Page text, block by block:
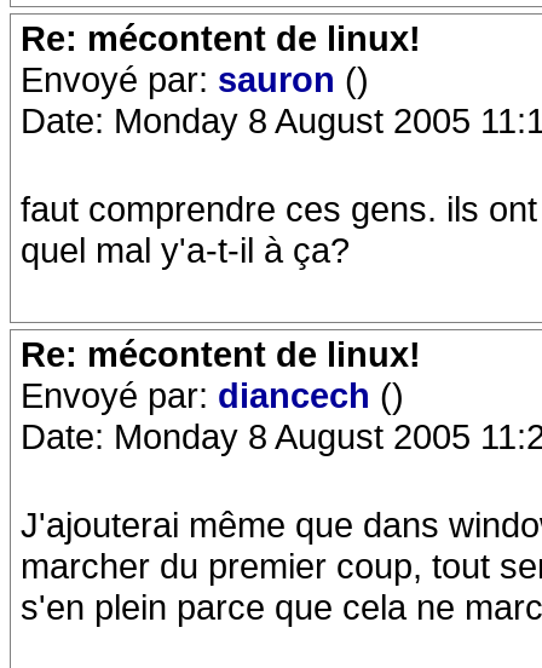
Re: mécontent de linux!
Envoyé par: sauron ()
Date: Monday 8 August 2005
faut comprendre ces gens. ils
quel mal y'a-t-il à ça?
Re: mécontent de linux!
Envoyé par: diancech ()
Date: Monday 8 August 2005
J'ajouterai même que dans
marcher du premier coup, tout
s'en plein parce que cela ne